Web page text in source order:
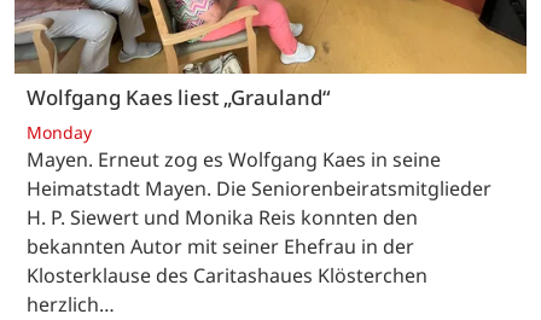
Wolfgang Kaes liest „Grauland“
Monday
Mayen. Erneut zog es Wolfgang Kaes in seine
Heimatstadt Mayen. Die Seniorenbeiratsmitglieder
H. P. Siewert und Monika Reis konnten den
bekannten Autor mit seiner Ehefrau in der
Klosterklause des Caritashaues Klösterchen
herzlich…